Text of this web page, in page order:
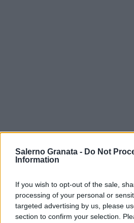
Salerno Granata - Do Not
Information
If you wish to opt-out of the sale,
processing of your personal or
targeted advertising by us, please
section to confirm your selection.